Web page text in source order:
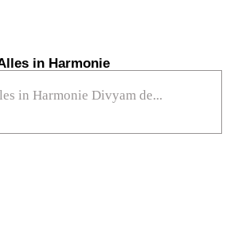
in Harmonie
in Harmonie Divyam de...